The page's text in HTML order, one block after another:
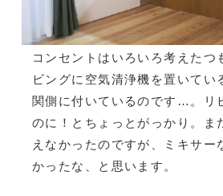
コンセントはいろいろ考えた
ビングに空気清浄機を置いて
関側に付いているのです…。リ
のに！とちょっとがっかり。
えなかったのですが、ミキサ
かったな、と思います。